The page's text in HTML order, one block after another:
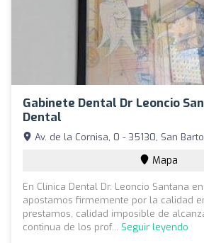
Gabinete Dental Dr Leoncio
Dental
Av. de la Cornisa, 0 - 35130, San
Mapa
En Clínica Dental Dr. Leoncio Santana
apostamos firmemente por la calidad
prestamos, calidad imposible de
continua de los prof... Seguir leyendo